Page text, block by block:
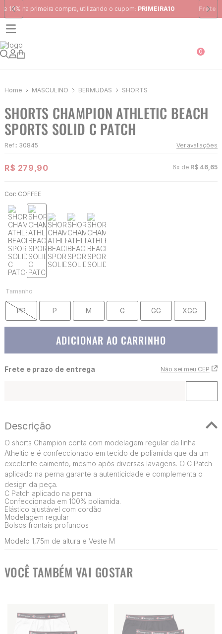
Frete Grátispara região Sudeste em pedidos acima de R$ 399,00
0
MASCULINO BERMUDAS SHORTS
SHORTS CHAMPION ATHLETIC BEACH
SPORTS SOLID C PATCH
Ref:: 30845 Ver avaliações
R$ 279,90 6x de R$ 46 65
Cor: COFFEE
Tamanho
PP P M G GG XGG
ADICIONAR AO CARRINHO
Frete e prazo de entrega Não sei meu CEP
Descrição
O shorts Champion conta com modelagem regular da linha
Atheltic e é confeccionado em tecido de poliamida que da um
excelente caimento, mesmo após diversas lavagens. O C Patch
aplicado na perna garante a autenticidade e complementa o
design da peça.
C Patch aplicado na perna.
Confeccionada em 100% poliamida.
Elástico ajustável com cordão
Modelagem regular
Bolsos frontais profundos
Modelo 1,75m de altura e Veste M
VOCÊ TAMBÉM VAI GOSTAR